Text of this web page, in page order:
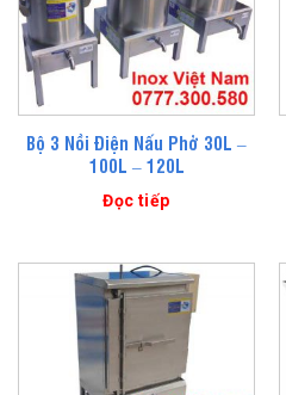
Bộ 3 Nồi Điện Nấu Phở 30L –
100L – 120L
Đọc tiếp